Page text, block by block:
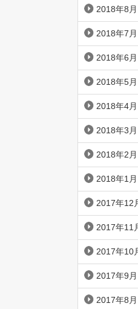
2018年8月
2018年7月
2018年6月
2018年5月
2018年4月
2018年3月
2018年2月
2018年1月
2017年12
2017年11
2017年10
2017年9月
2017年8月